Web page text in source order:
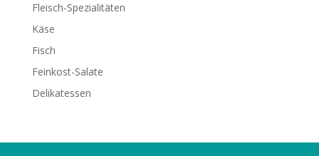
Fleisch-Spezialitäten
Käse
Fisch
Feinkost-Salate
Delikatessen